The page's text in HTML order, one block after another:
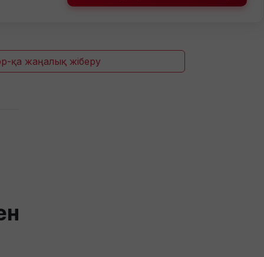
қа жаңалық жіберу